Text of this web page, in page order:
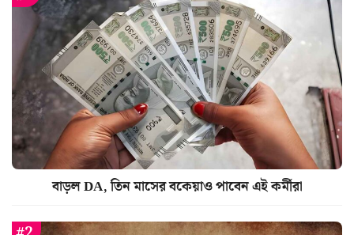
বাড়ল DA, তিন মাসের বকেয়াও পাবেন এই কর্মীরা